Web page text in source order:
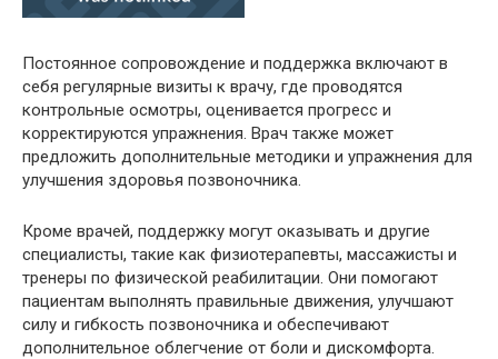
Постоянное сопровождение и поддержка включают в
себя регулярные визиты к врачу, где проводятся
контрольные осмотры, оценивается прогресс и
корректируются упражнения. Врач также может
предложить дополнительные методики и упражнения для
улучшения здоровья позвоночника.
Кроме врачей, поддержку могут оказывать и другие
специалисты, такие как физиотерапевты, массажисты и
тренеры по физической реабилитации. Они помогают
пациентам выполнять правильные движения, улучшают
силу и гибкость позвоночника и обеспечивают
дополнительное облегчение от боли и дискомфорта.